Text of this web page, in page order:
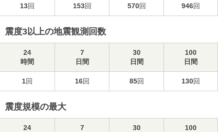
13回 153回 570回 946回
震度3以上の地震観測回数
24
時間
7
日間
30
日間
100
日間
1回 16回 85回 130回
震度規模の最大
24
7
30
100